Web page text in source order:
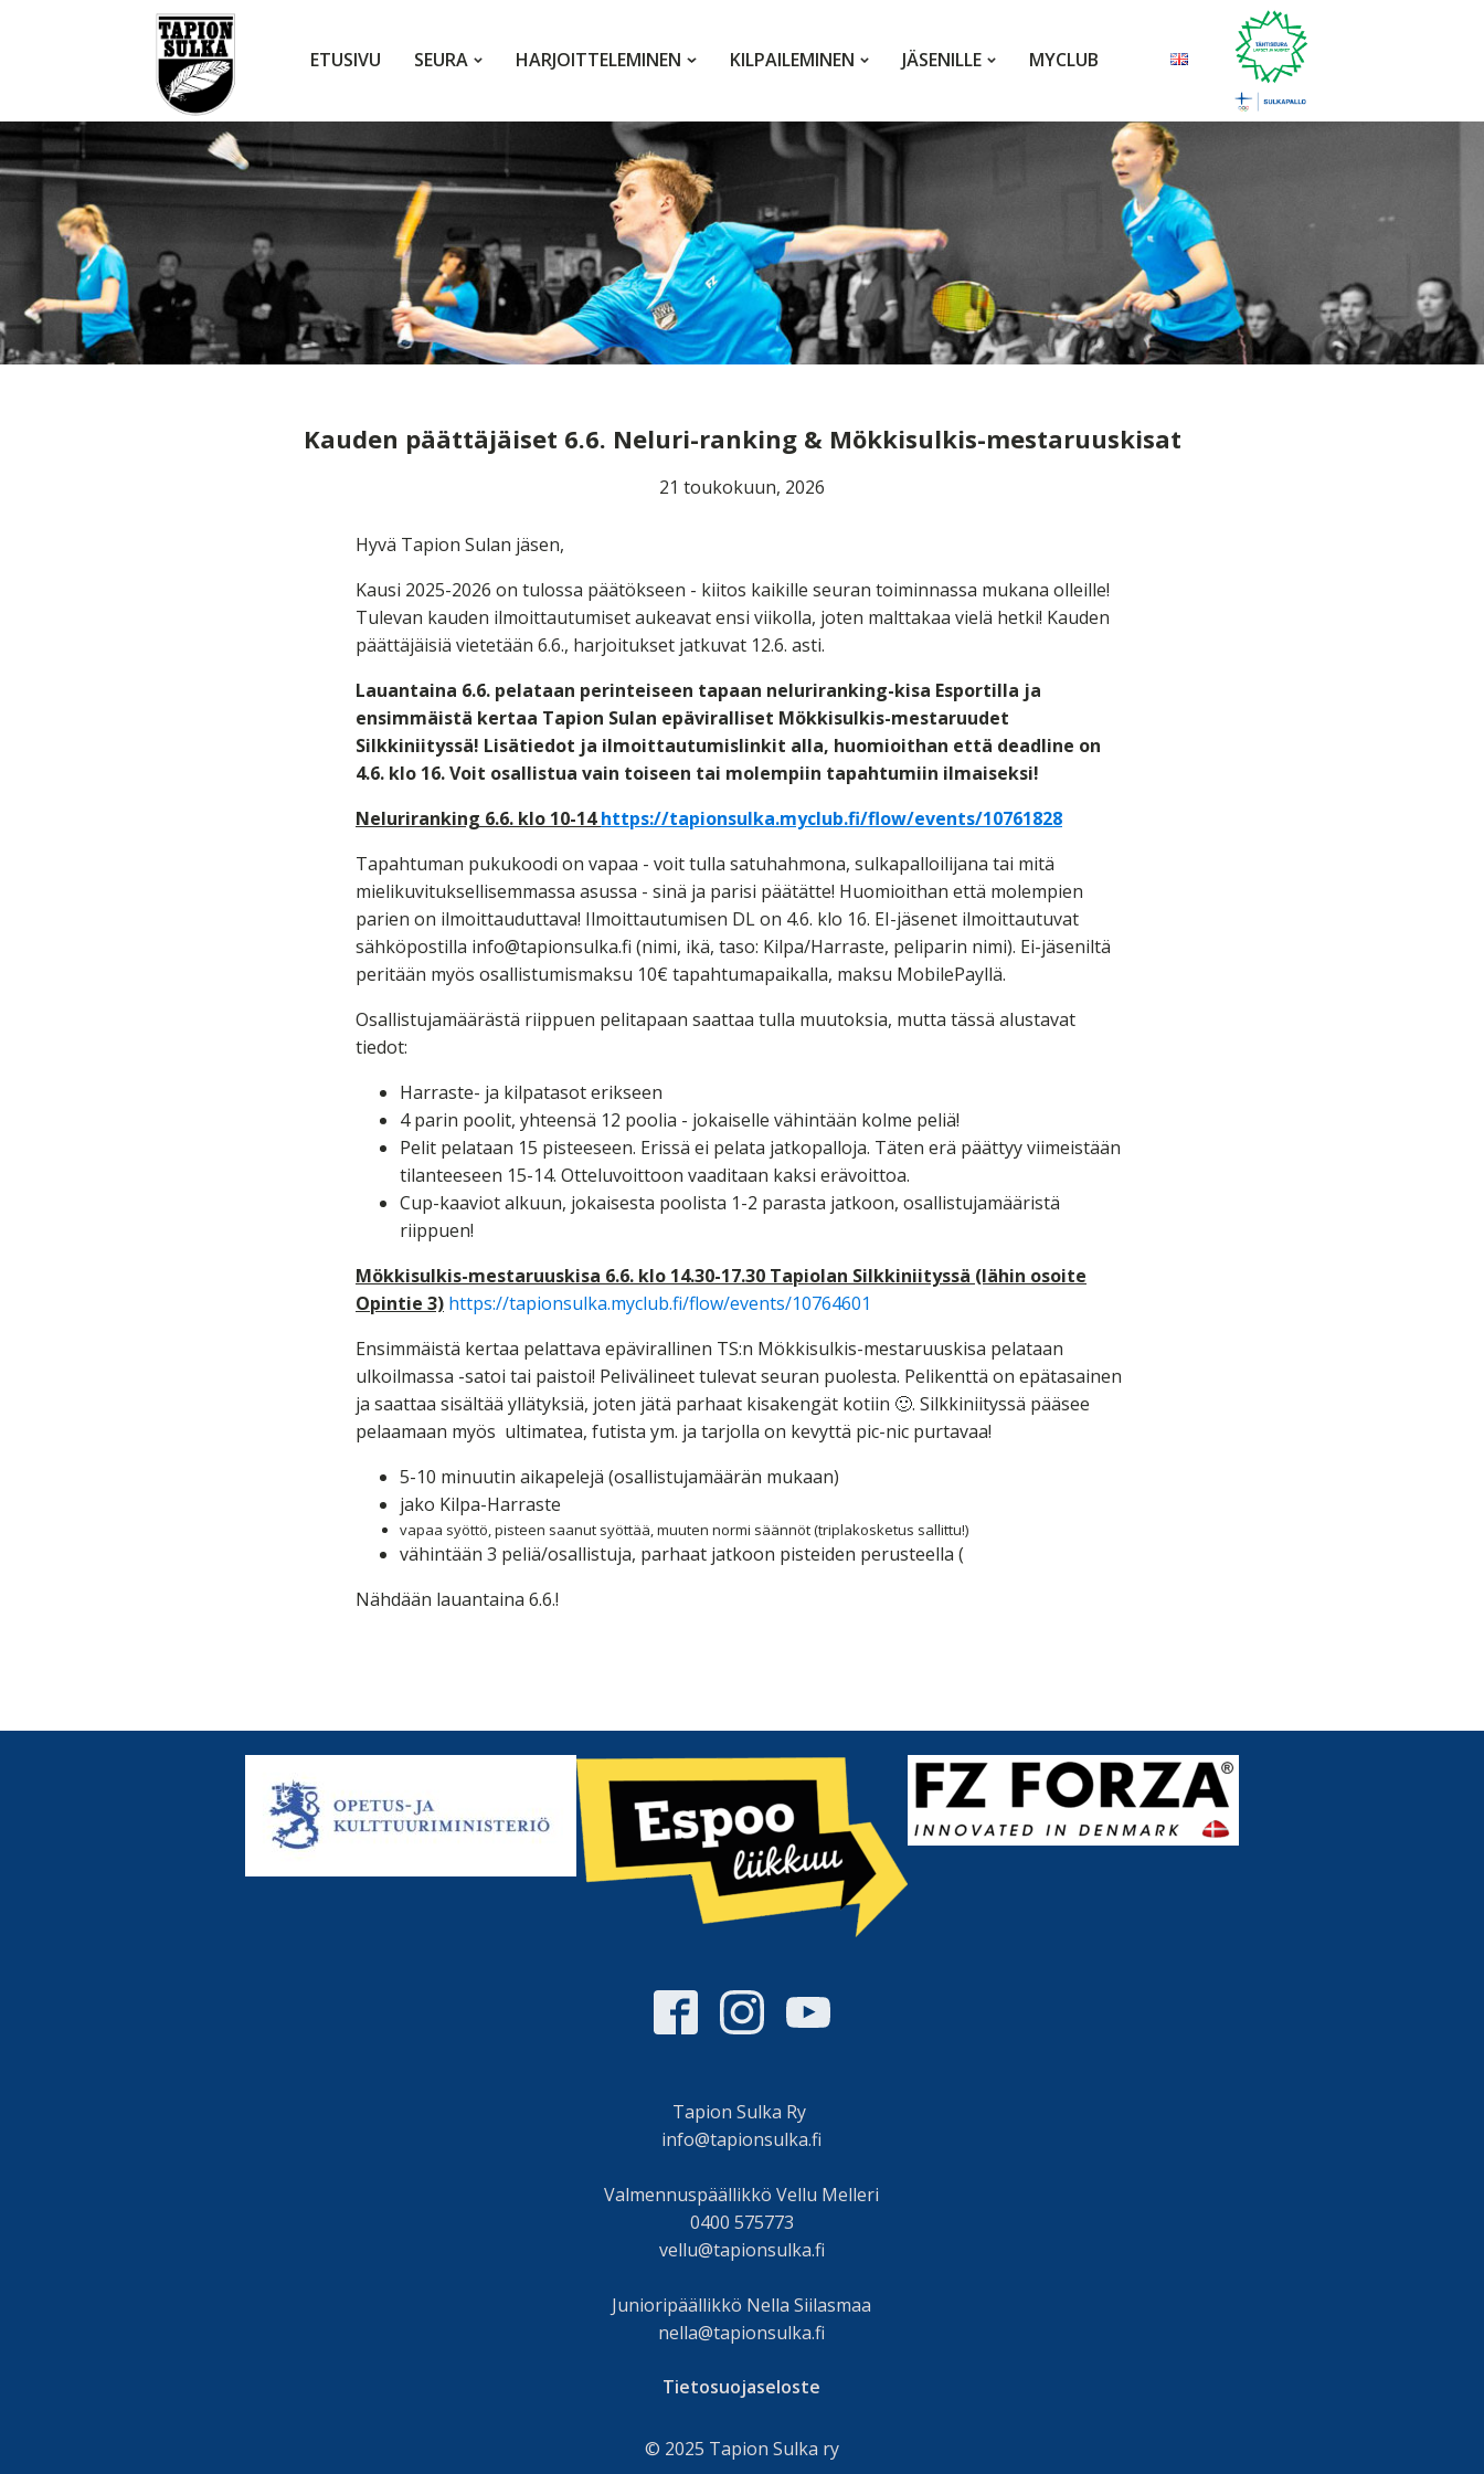
ETUSIVU SEURA HARJOITTELEMINEN KILPAILEMINEN JÄSENILLE MYCLUB
Kauden päättäjäiset 6.6. Neluri-ranking & Mökkisulkis-mestaruuskisat
21 toukokuun, 2026
Hyvä Tapion Sulan jäsen,
Kausi 2025-2026 on tulossa päätökseen - kiitos kaikille seuran toiminnassa mukana olleille!
Tulevan kauden ilmoittautumiset aukeavat ensi viikolla, joten malttakaa vielä hetki! Kauden
päättäjäisiä vietetään 6.6., harjoitukset jatkuvat 12.6. asti.
Lauantaina 6.6. pelataan perinteiseen tapaan neluriranking-kisa Esportilla ja
ensimmäistä kertaa Tapion Sulan epäviralliset Mökkisulkis-mestaruudet
Silkkiniityssä! Lisätiedot ja ilmoittautumislinkit alla, huomioithan että deadline on
4.6. klo 16. Voit osallistua vain toiseen tai molempiin tapahtumiin ilmaiseksi!
Neluriranking 6.6. klo 10-14https://tapionsulka.myclub.fi/flow/events/10761828
Tapahtuman pukukoodi on vapaa - voit tulla satuhahmona, sulkapalloilijana tai mitä
mielikuvituksellisemmassa asussa - sinä ja parisi päätätte! Huomioithan että molempien
parien on ilmoittauduttava! Ilmoittautumisen DL on 4.6. klo 16. EI-jäsenet ilmoittautuvat
sähköpostilla info@tapionsulka.fi (nimi, ikä, taso: Kilpa/Harraste, peliparin nimi). Ei-jäseniltä
peritään myös osallistumismaksu 10€ tapahtumapaikalla, maksu MobilePayllä.
Osallistujamäärästä riippuen pelitapaan saattaa tulla muutoksia, mutta tässä alustavat
tiedot:
Harraste- ja kilpatasot erikseen
4 parin poolit, yhteensä 12 poolia - jokaiselle vähintään kolme peliä!
Pelit pelataan 15 pisteeseen. Erissä ei pelata jatkopalloja. Täten erä päättyy viimeistään
tilanteeseen 15-14. Otteluvoittoon vaaditaan kaksi erävoittoa.
Cup-kaaviot alkuun, jokaisesta poolista 1-2 parasta jatkoon, osallistujamääristä
riippuen!
Mökkisulkis-mestaruuskisa 6.6. klo 14.30-17.30 Tapiolan Silkkiniityssä (lähin osoite
Opintie 3) https://tapionsulka.myclub.fi/flow/events/10764601
Ensimmäistä kertaa pelattava epävirallinen TS:n Mökkisulkis-mestaruuskisa pelataan
ulkoilmassa -satoi tai paistoi! Pelivälineet tulevat seuran puolesta. Pelikenttä on epätasainen
ja saattaa sisältää yllätyksiä, joten jätä parhaat kisakengät kotiin 🙂. Silkkiniityssä pääsee
pelaamaan myös ultimatea, futista ym. ja tarjolla on kevyttä pic-nic purtavaa!
5-10 minuutin aikapelejä (osallistujamäärän mukaan)
jako Kilpa-Harraste
vapaa syöttö, pisteen saanut syöttää, muuten normi säännöt (triplakosketus sallittu!)
vähintään 3 peliä/osallistuja, parhaat jatkoon pisteiden perusteella (
Nähdään lauantaina 6.6.!
Tapion Sulka Ry
info@tapionsulka.fi
Valmennuspäällikkö Vellu Melleri
0400 575773
vellu@tapionsulka.fi
Junioripäällikkö Nella Siilasmaa
nella@tapionsulka.fi
Tietosuojaseloste
© 2025 Tapion Sulka ry